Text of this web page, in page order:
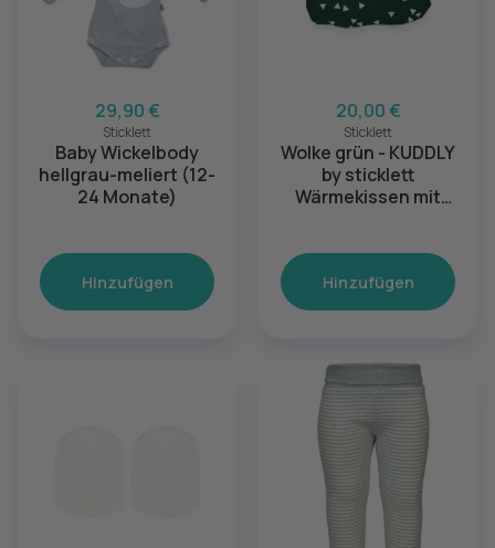
29,90 €
Sticklett
Baby Wickelbody
hellgrau-meliert (12-
24 Monate)
Hinzufügen
20,00 €
Sticklett
Wolke grün - KUDDLY
by sticklett
Wärmekissen mit
Hinzufügen